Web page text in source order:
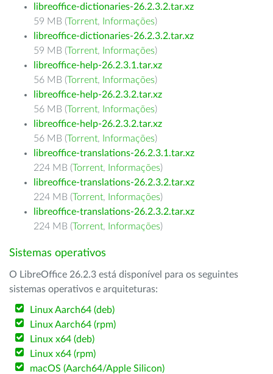
libreoffice-dictionaries-26.2.3.2.tar.xz
59 MB (Torrent, Informações)
libreoffice-dictionaries-26.2.3.2.tar.xz
59 MB (Torrent, Informações)
libreoffice-help-26.2.3.1.tar.xz
56 MB (Torrent, Informações)
libreoffice-help-26.2.3.2.tar.xz
56 MB (Torrent, Informações)
libreoffice-help-26.2.3.2.tar.xz
56 MB (Torrent, Informações)
libreoffice-translations-26.2.3.1.tar.xz
224 MB (Torrent, Informações)
libreoffice-translations-26.2.3.2.tar.xz
224 MB (Torrent, Informações)
libreoffice-translations-26.2.3.2.tar.xz
224 MB (Torrent, Informações)
Sistemas operativos
O LibreOffice 26.2.3 está disponível para os seguintes
sistemas operativos e arquiteturas:
Linux Aarch64 (deb)
Linux Aarch64 (rpm)
Linux x64 (deb)
Linux x64 (rpm)
macOS (Aarch64/Apple Silicon)